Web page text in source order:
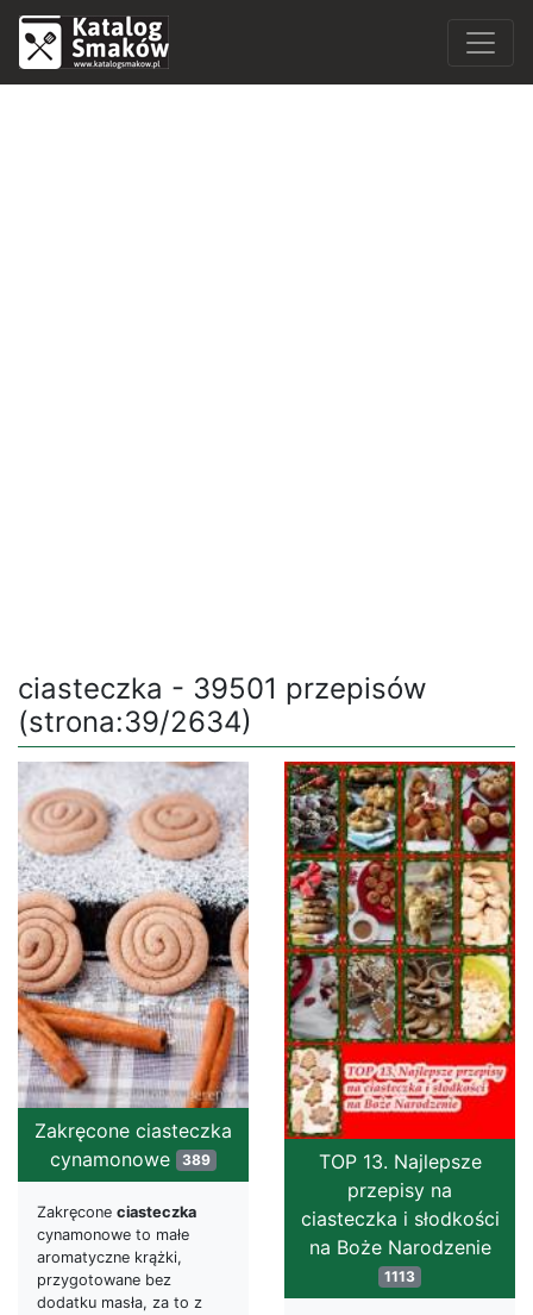
ciasteczka - 39501 przepisów
(strona:39/2634)
Zakręcone ciasteczka
cynamonowe 389
Zakręcone ciasteczka
cynamonowe to małe
aromatyczne krążki,
przygotowane bez
dodatku masła, za to z
TOP 13. Najlepsze
przepisy na
ciasteczka i słodkości
na Boże Narodzenie
1113